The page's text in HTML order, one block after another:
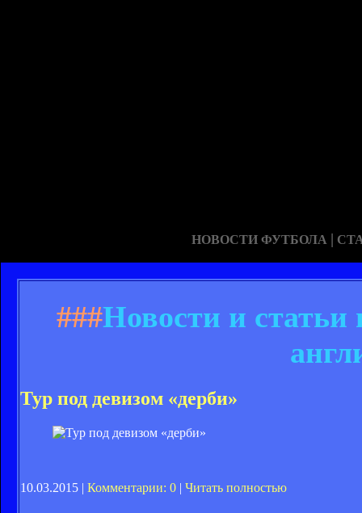
НОВОСТИ ФУТБОЛА |
###Новости и
Тур под девизом «дерби»
10.03.2015 | Комментарии: 0 | Читать полностью